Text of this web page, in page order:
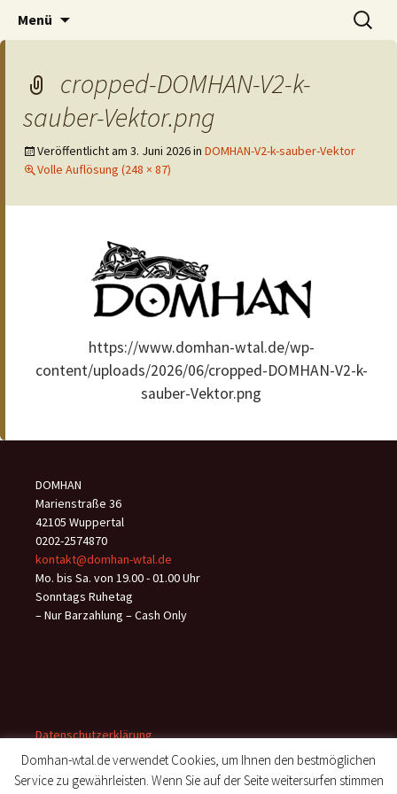
DOMHAN
Der Pub auf dem Ölberg
Menü
Suchen
nach:
cropped-DOMHAN-V2-k-
sauber-Vektor.png
Veröffentlicht am 3. Juni 2026in DOMHAN-V2-k-sauber-Vektor
Volle Auflösung (248 × 87)
https://www.domhan-wtal.de/wp-
content/uploads/2026/06/cropped-DOMHAN-V2-k-
sauber-Vektor.png
DOMHAN
Marienstraße 36
42105 Wuppertal
0202-2574870
kontakt@domhan-wtal.de
Mo. bis Sa. von 19.00 - 01.00 Uhr
Sonntags Ruhetag
– Nur Barzahlung – Cash Only
Datenschutzerklärung
Impressum/Anfahrt
Domhan-wtal.de verwendet Cookies, um Ihnen den bestmöglichen
Service zu gewährleisten. Wenn Sie auf der Seite weitersurfen stimmen